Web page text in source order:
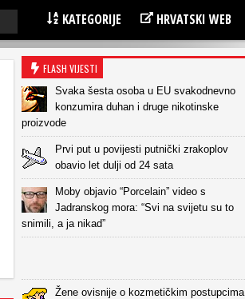
KATEGORIJE HRVATSKI WEB
FLASH VIJESTI
Svaka šesta osoba u EU svakodnevno
konzumira duhan i druge nikotinske
proizvode
Prvi put u povijesti putnički zrakoplov
obavio let dulji od 24 sata
Moby objavio “Porcelain” video s
Jadranskog mora: “Svi na svijetu su to
snimili, a ja nikad”
Žene ovisnije o kozmetičkim postupcima